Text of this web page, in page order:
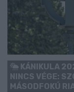
KÁNIKULA
NINCS VÉGE:
MÁSODFOKÚ